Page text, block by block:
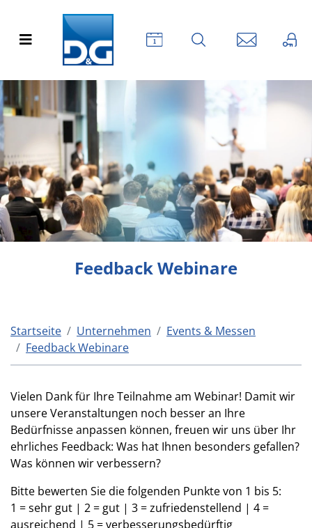
Feedback Webinare
Startseite Unternehmen
Events & Messen
Feedback Webinare
Vielen Dank für Ihre Teilnahme am Webinar! Damit wir
unsere Veranstaltungen noch besser an Ihre
Bedürfnisse anpassen können, freuen wir uns über Ihr
ehrliches Feedback: Was hat Ihnen besonders gefallen?
Was können wir verbessern?
Bitte bewerten Sie die folgenden Punkte von 1 bis 5:
1 = sehr gut | 2 = gut | 3 = zufriedenstellend | 4 =
ausreichend | 5 = verbesserungsbedürftig